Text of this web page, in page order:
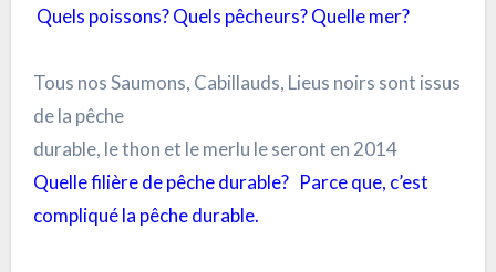
Quels poissons? Quels pêcheurs? Quelle mer?
Tous nos Saumons, Cabillauds, Lieus noirs sont issus
de la pêche
durable, le thon et le merlu le seront en 2014
Quelle filière de pêche durable? Parce que, c’est
compliqué la pêche durable.